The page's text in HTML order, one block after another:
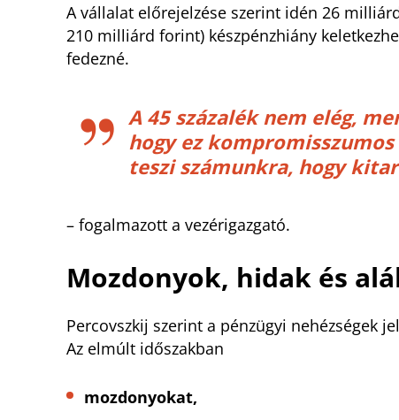
A vállalat előrejelzése szerint idén 26
210 milliárd forint) készpénzhiány
fedezné.
A 45 százalék nem elég,
hogy ez
teszi számunkra, hogy
– fogalmazott a vezérigazgató.
Mozdonyok, hidak és
Percovszkij szerint a pénzügyi nehézségek
Az elmúlt időszakban
mozdonyokat,